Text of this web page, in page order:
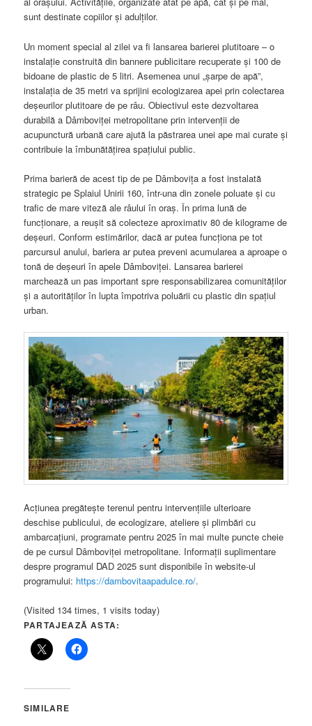
sunt destinate copiilor și adulților.
Un moment special al zilei va fi lansarea barierei plutitoare – o
instalație construită din bannere publicitare recuperate și 100 de
bidoane de plastic de 5 litri. Asemenea unui „șarpe de apă”,
instalația de 35 metri va sprijini ecologizarea apei prin colectarea
deșeurilor plutitoare de pe râu. Obiectivul este dezvoltarea
durabilă a Dâmboviței metropolitane prin intervenții de
acupunctură urbană care ajută la păstrarea unei ape mai curate și
contribuie la îmbunătățirea spațiului public.
Prima barieră de acest tip de pe Dâmbovița a fost instalată
strategic pe Splaiul Unirii 160, într-una din zonele poluate și cu
trafic de mare viteză ale râului în oraș. În prima lună de
funcționare, a reușit să colecteze aproximativ 80 de kilograme de
deșeuri. Conform estimărilor, dacă ar putea funcționa pe tot
parcursul anului, bariera ar putea preveni acumularea a aproape o
tonă de deșeuri în apele Dâmboviței. Lansarea barierei
marchează un pas important spre responsabilizarea comunităților
și a autorităților în lupta împotriva poluării cu plastic din spațiul
urban.
Acțiunea pregătește terenul pentru intervențiile ulterioare
deschise publicului, de ecologizare, ateliere și plimbări cu
ambarcațiuni, programate pentru 2025 în mai multe puncte cheie
de pe cursul Dâmboviței metropolitane. Informații suplimentare
despre programul DAD 2025 sunt disponibile în website-ul
programului: https://dambovitaapadulce.ro/.
(Visited 134 times, 1 visits today)
PARTAJEAZĂ ASTA:
SIMILARE